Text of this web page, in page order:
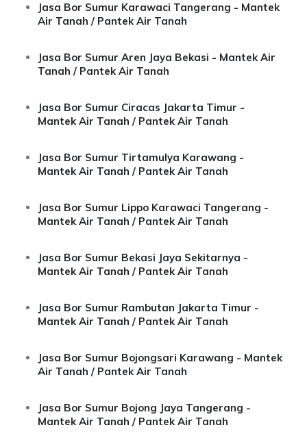
Jasa Bor Sumur Karawaci Tangerang - Mantek
Air Tanah / Pantek Air Tanah
Jasa Bor Sumur Aren Jaya Bekasi - Mantek Air
Tanah / Pantek Air Tanah
Jasa Bor Sumur Ciracas Jakarta Timur -
Mantek Air Tanah / Pantek Air Tanah
Jasa Bor Sumur Tirtamulya Karawang -
Mantek Air Tanah / Pantek Air Tanah
Jasa Bor Sumur Lippo Karawaci Tangerang -
Mantek Air Tanah / Pantek Air Tanah
Jasa Bor Sumur Bekasi Jaya Sekitarnya -
Mantek Air Tanah / Pantek Air Tanah
Jasa Bor Sumur Rambutan Jakarta Timur -
Mantek Air Tanah / Pantek Air Tanah
Jasa Bor Sumur Bojongsari Karawang - Mantek
Air Tanah / Pantek Air Tanah
Jasa Bor Sumur Bojong Jaya Tangerang -
Mantek Air Tanah / Pantek Air Tanah